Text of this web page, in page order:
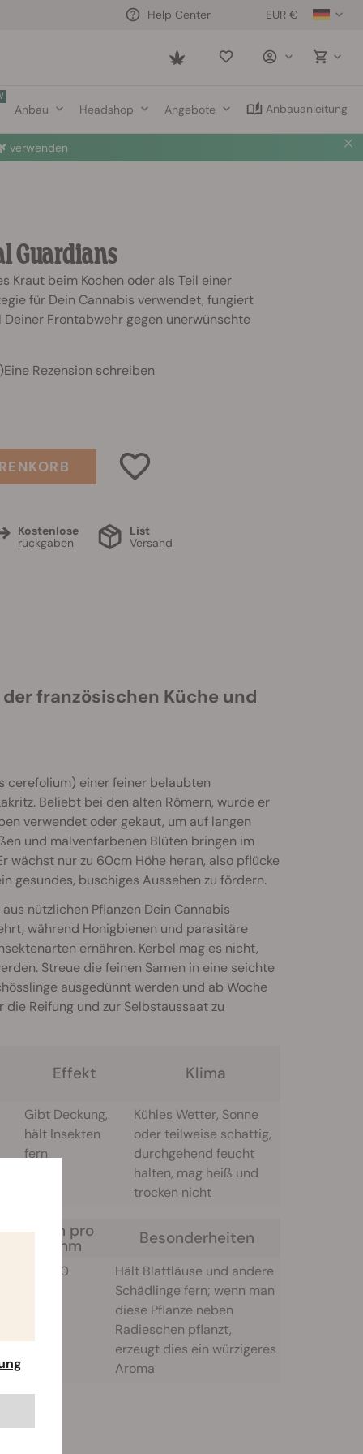
EUR €
Help Center
Saved
Anbau Headshop Angebote Anbauanleitung
verwenden
Guardians
Kraut beim Kochen oder als Teil einer
für Dein Cannabis verwendet, fungiert
Deiner Frontabwehr gegen unerwünschte
Eine Rezension schreiben
Kostenlose
rückgaben
List
Versand
französischen Küche und
cerefolium) einer feiner belaubten
Beliebt bei den alten Römern, wurde er
verwendet oder gekaut, um auf langen
und malvenfarbenen Blüten bringen im
wächst nur zu 60cm Höhe heran, also pflücke
gesundes, buschiges Aussehen zu fördern.
nützlichen Pflanzen Dein Cannabis
während Honigbienen und parasitäre
ernähren. Kerbel mag es nicht,
Streue die feinen Samen in eine seichte
ausgedünnt werden und ab Woche
Reifung und zur Selbstaussaat zu
Effekt Klima
Gibt Deckung,
hält Insekten
fern
Kühles Wetter, Sonne
oder teilweise schattig,
durchgehend feucht
halten, mag heiß und
trocken nicht
Samen pro
Gramm Besonderheiten
400 - 500
Hält Blattläuse und andere
Schädlinge fern; wenn man
diese Pflanze neben
Radieschen pflanzt,
erzeugt dies ein würzigeres
Aroma